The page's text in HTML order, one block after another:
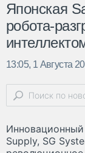
Японская
робота-
13:05, 1 Августа
Supply, SG